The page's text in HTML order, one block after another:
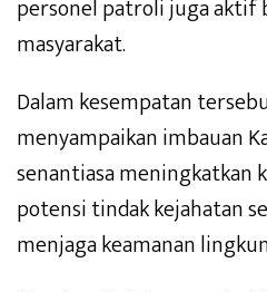
personel patroli juga aktif
masyarakat.
Dalam kesempatan
menyampaikan imbauan
senantiasa meningkatkan
potensi tindak kejahatan
menjaga keamanan